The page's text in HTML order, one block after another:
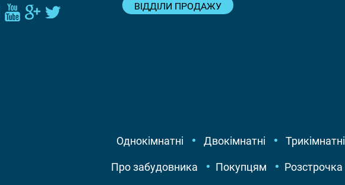
ВІДДІЛИ ПРОДАЖУ
Однокімнатні Двокімнатні Трикімнатні
Про забудовника Покупцям Розстрочка